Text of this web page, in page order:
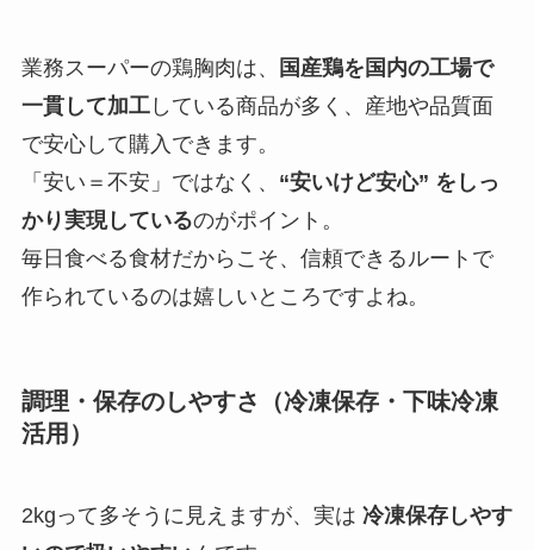
業務スーパーの鶏胸肉は、
国産鶏を国内の工場で
一貫して加工している商品が多く、産地や品質面
で安心して購入できます。
「安い＝不安」ではなく、 “安いけど安心” をしっ
かり実現しているのがポイント。
毎日食べる食材だからこそ、信頼できるルートで
作られているのは嬉しいところですよね。
調理・保存のしやすさ（冷凍保存・下味冷凍
活用）
2kgって多そうに見えますが、実は 冷凍保存しやす